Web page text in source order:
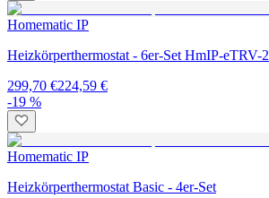
Homematic IP
Heizkörperthermostat - 6er-Set HmIP-eTRV-2
299,70 €224,59 €
-19 %
Homematic IP
Heizkörperthermostat Basic - 4er-Set